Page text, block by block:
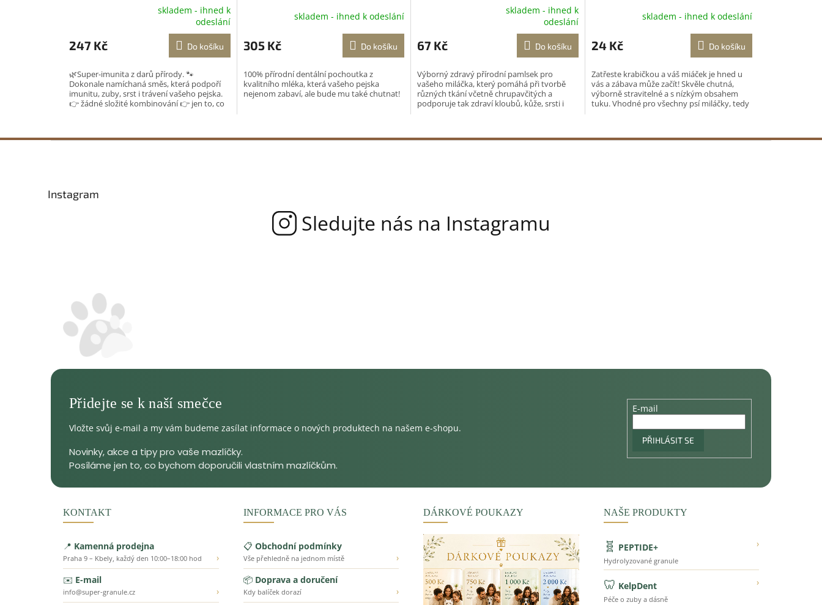
produktu
je
z
5
hvězdiček.
skladem - ihned k
odeslání
247 Kč Do košíku
🌿Super-imunita z darů přírody. 🐾
Dokonale namíchaná směs, která podpoří
imunitu, zuby, srst i trávení vašeho pejska.
👉 žádné složité kombinování 👉 jen to, co
skladem - ihned k odeslání
305 Kč Do košíku
100% přírodní dentální pochoutka z
kvalitního mléka, která vašeho pejska
nejenom zabaví, ale bude mu také chutnat!
produktu
je
z
5
hvězdiček.
skladem - ihned k
odeslání
67 Kč Do košíku
Výborný zdravý přírodní pamlsek pro
vašeho miláčka, který pomáhá při tvorbě
různých tkání včetně chrupavčitých a
podporuje tak zdraví kloubů, kůže, srsti i
skladem - ihned k odeslání
24 Kč Do košíku
Zatřeste krabičkou a váš miáček je hned u
vás a zábava může začít! Skvěle chutná,
výborně stravitelné a s nízkým obsahem
tuku. Vhodné pro všechny psí miláčky, tedy
Instagram
Vložte svůj e-mail a my vám budeme zasílat informace o nových produktech na našem e-shopu.
E-mail
PŘIHLÁSIT SE
KONTAKT
📍 Kamenná prodejna
Praha 9 – Kbely, každý den 10:00–18:00 hod
›
✉️ E-mail
info@super-granule.cz ›
INFORMACE PRO VÁS
📋 Obchodní podmínky
Vše přehledně na jednom místě
›
📦 Doprava a doručení
Kdy balíček dorazí ›
DÁRKOVÉ POUKAZY NAŠE PRODUKTY
🧬 PEPTIDE+ ›
Hydrolyzované granule
🦷 KelpDent ›
Péče o zuby a dásně